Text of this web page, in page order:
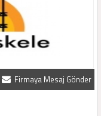
Firmaya Mesaj Gönder